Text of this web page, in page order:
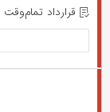
قرارداد تمام‌وقت